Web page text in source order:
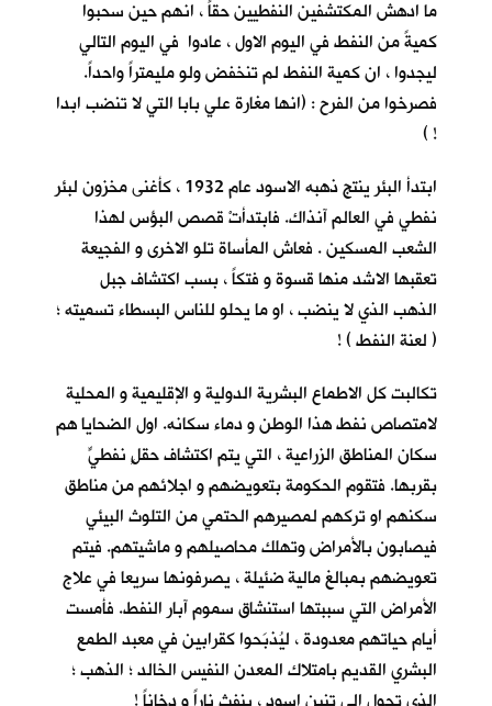
ما ادهش المكتشفين النفطيين حقاً ، انهم حين سحبوا
كميةً من النفط في اليوم الاول ، عادوا في اليوم التالي
ليجدوا ، ان كمية النفط لم تنخفض ولو مليمتراً واحداً.
فصرخوا من الفرح : (انها مغارة علي بابا التي لا تنضب ابدا
! )
ابتدأ البئر ينتج ذهبه الاسود عام 1932 ، كأغنى مخزون لبئر
نفطي في العالم آنذاك. فابتدأتْ قصص البؤس لهذا
الشعب المسكين . فعاش المأساة تلو الاخرى و الفجيعة
تعقبها الاشد منها قسوة و فتكاً ، بسب اكتشاف جبل
الذهب الذي لا ينضب ، او ما يحلو للناس البسطاء تسميته ؛
( لعنة النفط ) !
تكالبت كل الاطماع البشرية الدولية و الإقليمية و المحلية
لامتصاص نفط هذا الوطن و دماء سكانه. اول الضحايا هم
سكان المناطق الزراعية ، التي يتم اكتشاف حقلٍ نفطيٍّ
بقربها. فتقوم الحكومة بتعويضهم و اجلائهم من مناطق
سكنهم او تركهم لمصيرهم الحتمي من التلوث البيئي
فيصابون بالأمراض وتهلك محاصيلهم و ماشيتهم. فيتم
تعويضهم بمبالغ مالية ضئيلة ، يصرفونها سريعا في علاج
الأمراض التي سببتها استنشاق سموم آبار النفط. فأمست
أيام حياتهم معدودة ، ليُذبَحوا كقرابين في معبد الطمع
البشري القديم بامتلاك المعدن النفيس الخالد ؛ الذهب ؛